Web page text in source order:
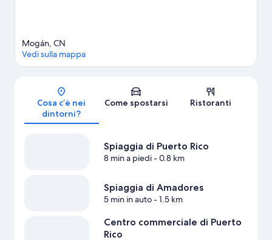
Mappa
Mogán, CN
Vedi sulla mappa
Cosa c’è nei
dintorni?
Come spostarsi Ristoranti
Spiaggia di Puerto Rico
8 min a piedi- 0.8 km
Spiaggia di Amadores
5 min in auto- 1.5 km
Centro commerciale di Puerto
Rico